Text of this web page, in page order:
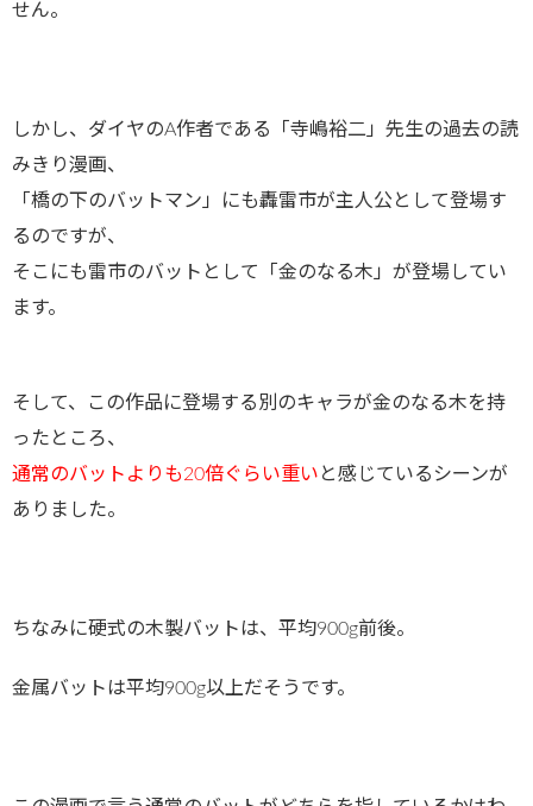
せん。
しかし、ダイヤのA作者である「寺嶋裕二」先生の過去の読
みきり漫画、
「橋の下のバットマン」にも轟雷市が主人公として登場す
るのですが、
そこにも雷市のバットとして「金のなる木」が登場してい
ます。
そして、この作品に登場する別のキャラが金のなる木を持
ったところ、
通常のバットよりも20倍ぐらい重い と感じているシーンが
ありました。
ちなみに硬式の木製バットは、平均900g前後。
金属バットは平均900g以上だそうです。